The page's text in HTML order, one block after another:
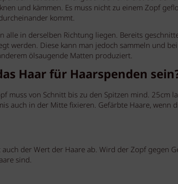
und kämmen. Es muss nicht zu einem Zopf
kommt.
alle in derselben Richtung liegen. Bereits
werden. Diese kann man jedoch sammeln und
ölsaugende Matten produziert.
Haar für Haarspenden
muss von Schnitt bis zu den Spitzen mind. 25cm
auch in der Mitte fixieren. Gefärbte Haare, wenn
der Wert der Haare ab. Wird der Zopf gegen
sind.